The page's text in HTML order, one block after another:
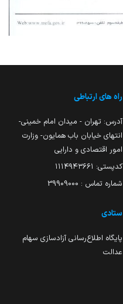
راه های ارتباطی
آدرس: تهران - میدان امام خمینی-
انتهای خیابان باب همایون- وزارت
امور اقتصادی و دارایی
کدپستی: ۱۱۱۴۹۴۳۶۶۱
شماره تماس : 39909000
ستادی
پایگاه اطلاع‌رسانی آزادسازی سهام
عدالت